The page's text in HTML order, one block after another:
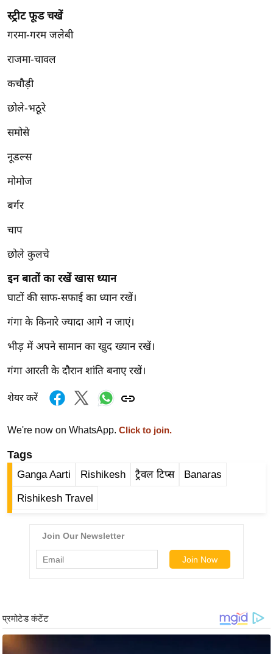
/
श
न
घ
लू
नु
प
र्य
न
फि
ट
ने
स
मं
त्रा
रि
ले
न
प
रा
ज
ति
सा
म
यि
स्ट्रीट फूड चखें
गरमा-गरम जलेबी
राजमा-चावल
कचौड़ी
छोले-भठूरे
समोसे
नूडल्स
मोमोज
बर्गर
चाप
छोले कुलचे
इन बातों का रखें खास ध्यान
घाटों की साफ-सफाई का ध्यान रखें।
गंगा के किनारे ज्यादा आगे न जाएं।
भीड़ में अपने सामान का खुद ख्यान रखें।
गंगा आरती के दौरान शांति बनाए रखें।
शेयर करें
We're now on WhatsApp. Click to join.
Tags
Ganga Aarti Rishikesh ट्रैवल टिप्स Banaras
Rishikesh Travel